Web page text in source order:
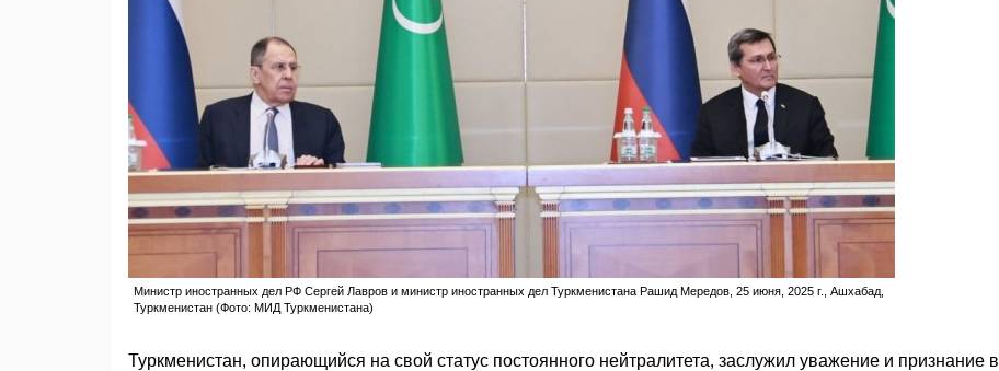
Министр иностранных дел РФ Сергей Лавров и министр иностранных дел Туркменистана Рашид Мередов, 25 июня, 2025 г., Ашхабад,
Туркменистан (Фото: МИД Туркменистана)
Туркменистан, опирающийся на свой статус постоянного нейтралитета, заслужил уважение и признание в